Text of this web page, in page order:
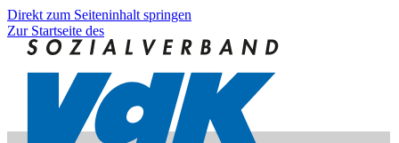
Direkt zum Seiteninhalt springen
Zur Startseite des